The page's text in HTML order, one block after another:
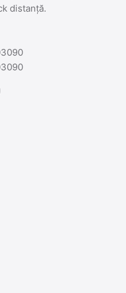
distanță.